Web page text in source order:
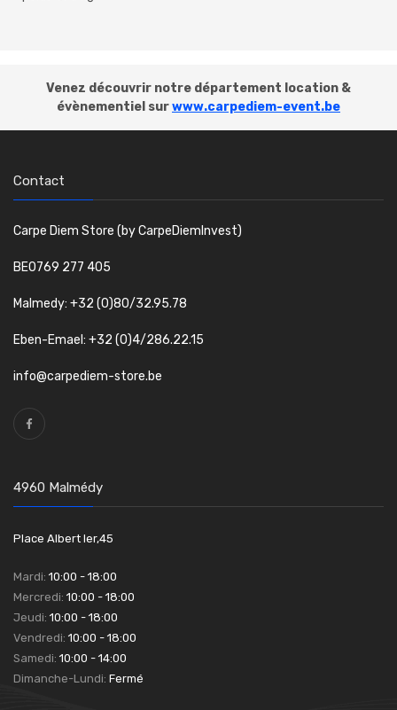
Venez découvrir notre département location &
évènementiel surwww.carpediem-event.be
Contact
Carpe Diem Store (by CarpeDiemInvest)
BE0769 277 405
Malmedy: +32 (0)80/32.95.78
Eben-Emael: +32 (0)4/286.22.15
info@carpediem-store.be
4960 Malmédy
Place Albert Ier,45
Mardi: 10:00 - 18:00
Mercredi: 10:00 - 18:00
Jeudi: 10:00 - 18:00
Vendredi: 10:00 - 18:00
Samedi: 10:00 - 14:00
Dimanche-Lundi: Fermé